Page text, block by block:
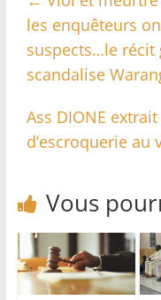
les enquêteurs
suspects…le récit
scandalise
Ass DIONE
d’escroquerie au
Vous